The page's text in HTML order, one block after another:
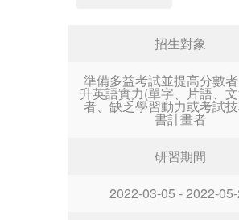
招生對象
準備多益考試並提高分數
升英語實力(單字、片語、
者、缺乏學習動力或考試
書計畫者
研習期間
2022-03-05 - 2022-